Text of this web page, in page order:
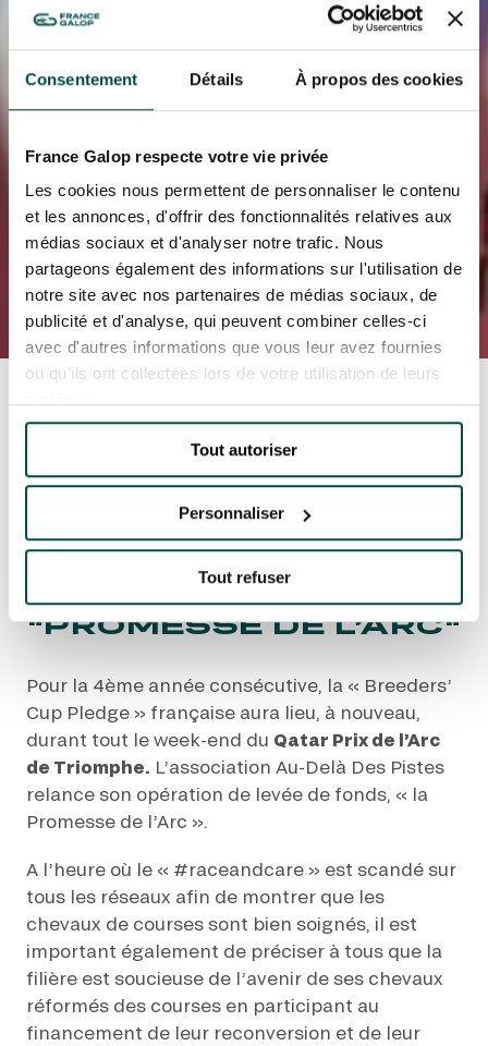
Consentement Détails À propos des cookies
France Galop respecte votre vie privée
Les cookies nous permettent de personnaliser le contenu
et les annonces, d'offrir des fonctionnalités relatives aux
médias sociaux et d'analyser notre trafic. Nous
partageons également des informations sur l'utilisation de
notre site avec nos partenaires de médias sociaux, de
publicité et d'analyse, qui peuvent combiner celles-ci
avec d'autres informations que vous leur avez fournies
ou qu'ils ont collectées lors de votre utilisation de leurs
Tout autoriser
Personnaliser
Tout refuser
EN COUPLE
EN COUPLE
EVÉNEMENTS D'ENTREPRISE
EVÉNEMENTS D'ENTREPRISE
RESTAURATION
BTOB – ENTREPRISES
Accueil Toutes les actualités
univers-
hippique
Au-delà des Pistes vous donne
rendez-vous pour une nouvelle édition de la
"Promesse de l’Arc"
AU-DELÀ DES PISTES
VOUS DONNE
RENDEZ-VOUS POUR
UNE NOUVELLE
ÉDITION DE LA
"PROMESSE DE L’ARC"
Pour la 4ème année consécutive, la « Breeders’
Cup Pledge » française aura lieu, à nouveau,
durant tout le week-end du Qatar Prix de l’Arc
de Triomphe. L’association Au-Delà Des Pistes
relance son opération de levée de fonds, « la
Promesse de l’Arc ».
A l’heure où le « #raceandcare » est scandé sur
tous les réseaux afin de montrer que les
chevaux de courses sont bien soignés, il est
important également de préciser à tous que la
filière est soucieuse de l’avenir de ses chevaux
réformés des courses en participant au
financement de leur reconversion et de leur